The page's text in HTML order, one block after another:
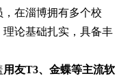
在淄博拥有多个校
论基础扎实，具备丰
用友T3、金蝶等主流软